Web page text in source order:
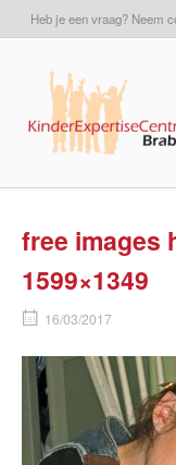
naar
Heb je een vraag? Neem
Home
free images
1599×1349
16/03/2017